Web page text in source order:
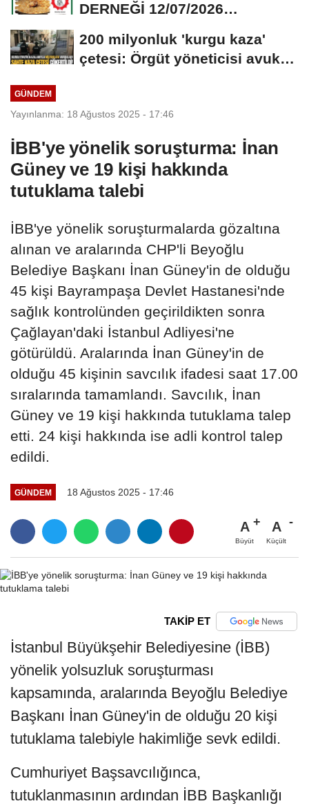
DERNEĞİ 12/07/2026
DAVETİNE...
200 milyonluk 'kurgu kaza'
çetesi: Örgüt yöneticisi avukat
GÜNDEM
Yayınlanma: 18 Ağustos 2025 - 17:46
İBB'ye yönelik soruşturma: İnan
Güney ve 19 kişi hakkında
tutuklama talebi
İBB'ye yönelik soruşturmalarda gözaltına
alınan ve aralarında CHP'li Beyoğlu
Belediye Başkanı İnan Güney'in de olduğu
45 kişi Bayrampaşa Devlet Hastanesi'nde
sağlık kontrolünden geçirildikten sonra
Çağlayan'daki İstanbul Adliyesi'ne
götürüldü. Aralarında İnan Güney'in de
olduğu 45 kişinin savcılık ifadesi saat 17.00
sıralarında tamamlandı. Savcılık, İnan
Güney ve 19 kişi hakkında tutuklama talep
etti. 24 kişi hakkında ise adli kontrol talep
edildi.
GÜNDEM 18 Ağustos 2025 - 17:46
A
Büyüt
A
Küçült
TAKİP ET
İstanbul Büyükşehir Belediyesine (İBB)
yönelik yolsuzluk soruşturması
kapsamında, aralarında Beyoğlu Belediye
Başkanı İnan Güney'in de olduğu 20 kişi
tutuklama talebiyle hakimliğe sevk edildi.
Cumhuriyet Başsavcılığınca,
tutuklanmasının ardından İBB Başkanlığı